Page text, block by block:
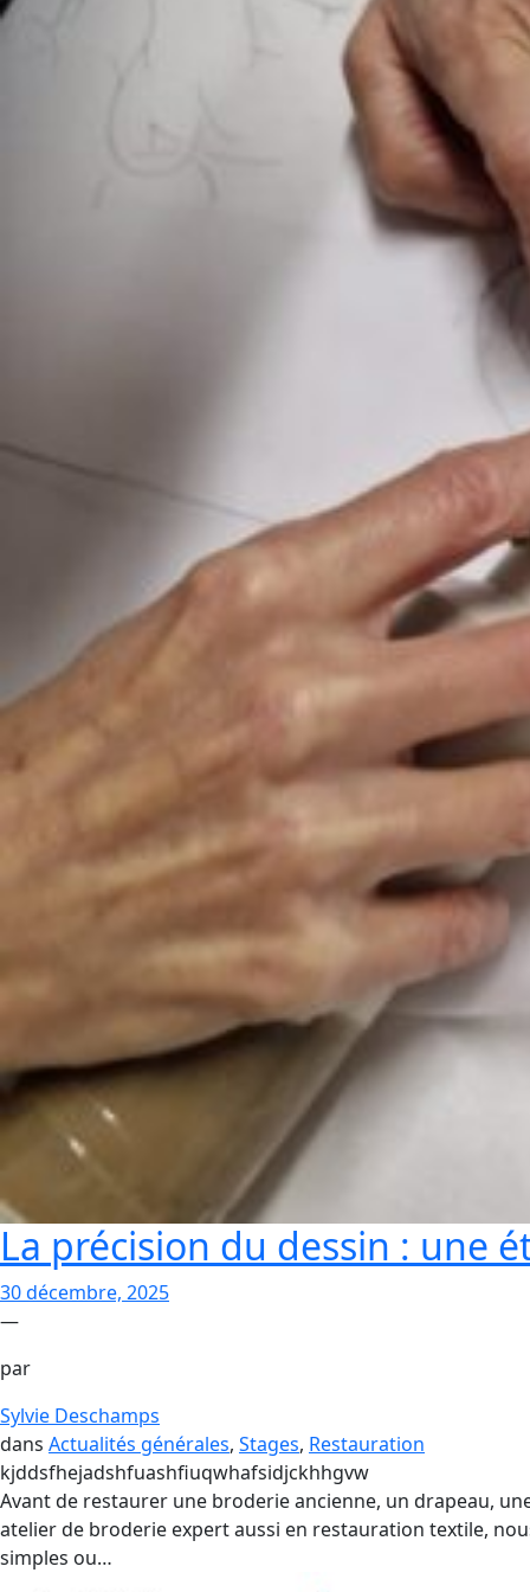
La précision du dessin : une
30 décembre, 2025
—
par
Sylvie Deschamps
dans Actualités générales, Stages, Restauration
kjddsfhejadshfuashfiuqwhafsidjckhhgvw
Avant de restaurer une broderie ancienne, un drapeau,
atelier de broderie expert aussi en restauration textile,
simples ou…